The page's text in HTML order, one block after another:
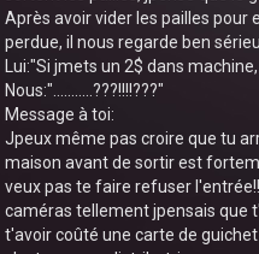
Après avoir vider les pailles
perdue, il nous regarde ben
Lui:"Si jmets un 2$ dans
Nous:"...........???!!!!???"
Message à toi:
Jpeux même pas croire que tu
maison avant de sortir est
veux pas te faire refuser
caméras tellement jpensais que
t'avoir coûté une carte de